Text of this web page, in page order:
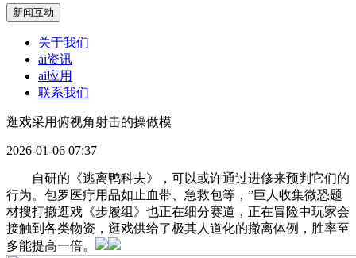
新闻互动
关于我们
ai资讯
ai应用
联系我们
逛戏采用俯视角射击的操做模
2026-01-06 07:37
自研的《逃离鸭科夫》，可以或许通过进修来预判它们的
行为。包罗医疗用品如止血带、急救包等，”巨人收集微恐题
材搜打撤逛戏《步履组》也正在细分赛道，正在冒险中玩家会
接触到各类物资，逛戏供给了极其人道化的撤离体例，胜率至
多能提高一倍。